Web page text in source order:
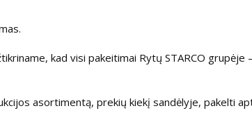
kad visi pakeitimai Rytų STARCO grupėje
asortimentą, prekių kiekį sandėlyje, pakelti